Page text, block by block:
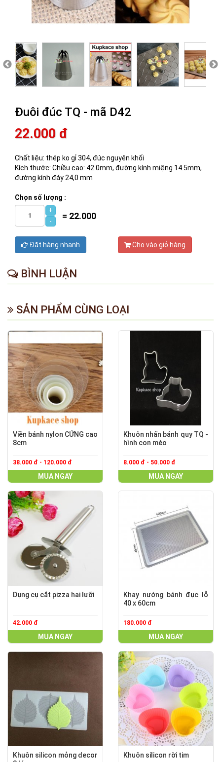
Đuôi đúc TQ - mã D42
22.000 đ
Chất liệu: thép ko gỉ 304, đúc nguyên khối
Kích thước: Chiều cao: 42.0mm, đường kính miệng 14.5mm,
đường kính đáy 24,0 mm
Chọn số lượng :
+
-
= 22.000
Đặt hàng nhanh Cho vào giỏ hàng
BÌNH LUẬN
SẢN PHẨM CÙNG LOẠI
Viền bánh nylon CỨNG cao
8cm
38.000 đ - 120.000 đ
MUA NGAY
Khuôn nhấn bánh quy TQ -
hình con mèo
8.000 đ - 50.000 đ
MUA NGAY
Dụng cụ cắt pizza hai lưỡi
42.000 đ
MUA NGAY
Khay nướng bánh đục lỗ
40 x 60cm
180.000 đ
MUA NGAY
Khuôn silicon mỏng decor
Khuôn silicon rời tim